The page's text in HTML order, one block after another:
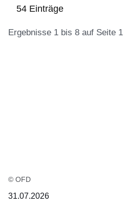
54 Einträge
Ergebnisse 1 bis 8 auf Seite 1
© OFD
31.07.2026